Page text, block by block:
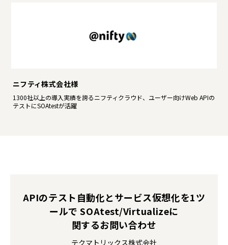
ニフティ株式会社様
1300社以上の導入実績を誇るニフティクラウド、ユーザー向けWeb APIの
テストにSOAtestが活躍
APIのテスト自動化とサービス仮想化を1ツ
ールで SOAtest/Virtualizeに
関するお問い合わせ
テクマトリックス株式会社